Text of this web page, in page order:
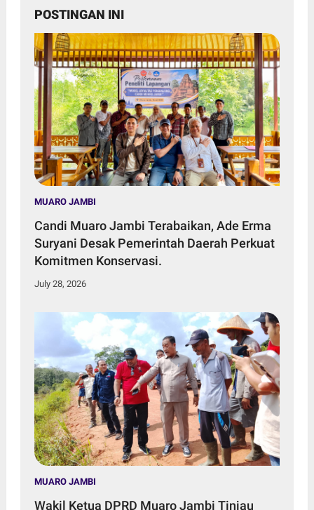
POSTINGAN INI
MUARO JAMBI
Candi Muaro Jambi Terabaikan, Ade Erma
Suryani Desak Pemerintah Daerah Perkuat
Komitmen Konservasi.
July 28, 2026
MUARO JAMBI
Wakil Ketua DPRD Muaro Jambi Tinjau